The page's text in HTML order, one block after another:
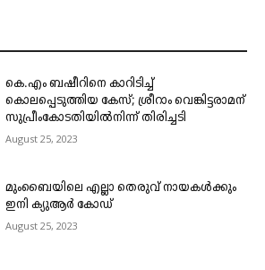
കെ.എം ബഷീറിനെ കാറിടിച്ച്
കൊലപ്പെടുത്തിയ കേസ്; ശ്രീറാം വെങ്കിട്ടരാമന്
സുപ്രീംകോടതിയിൽനിന്ന് തിരിച്ചടി
August 25, 2023
മുംബൈയിലെ എല്ലാ തെരുവ് നായകൾക്കും
ഇനി ക്യുആർ കോഡ്
August 25, 2023